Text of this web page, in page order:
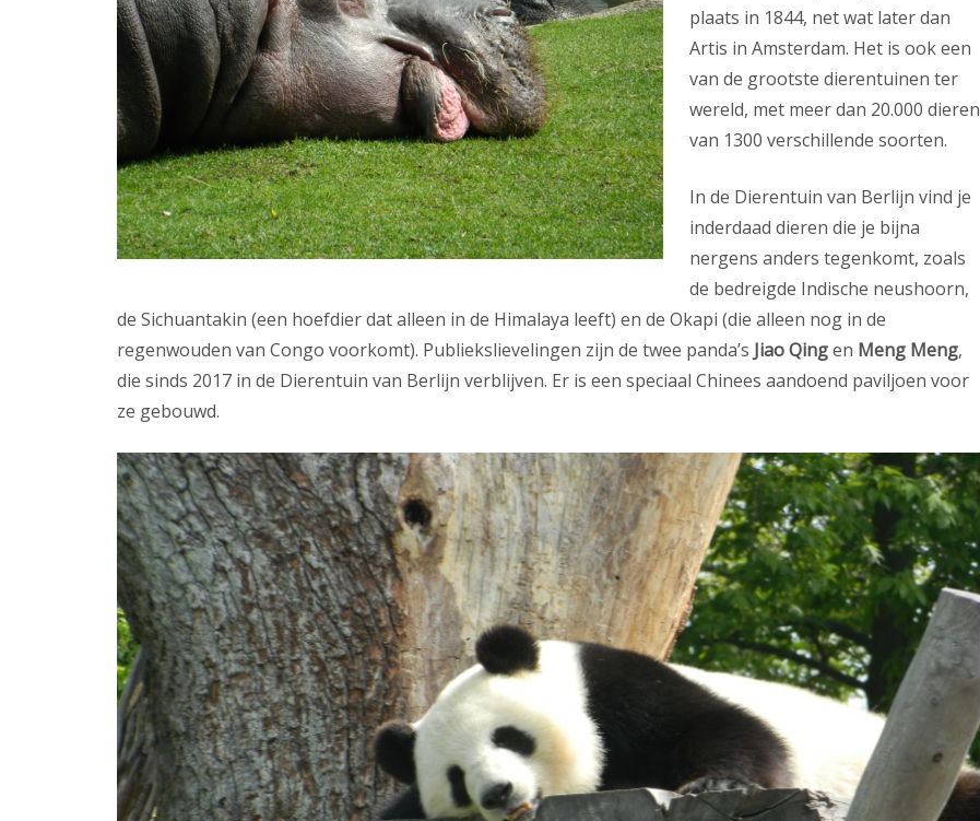
plaats in 1844, net wat later dan
Artis in Amsterdam. Het is ook een
van de grootste dierentuinen ter
wereld, met meer dan 20.000 dieren
van 1300 verschillende soorten.
In de Dierentuin van Berlijn vind je
inderdaad dieren die je bijna
nergens anders tegenkomt, zoals
de bedreigde Indische neushoorn,
de Sichuantakin (een hoefdier dat alleen in de Himalaya leeft) en de Okapi (die alleen nog in de
regenwouden van Congo voorkomt). Publiekslievelingen zijn de twee panda’s Jiao Qingen Meng Meng,
die sinds 2017 in de Dierentuin van Berlijn verblijven. Er is een speciaal Chinees aandoend paviljoen voor
ze gebouwd.